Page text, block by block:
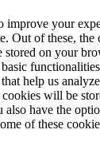
improve your
Out of these, the
stored on your
help us
will be
have the
of these